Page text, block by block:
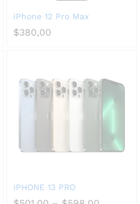
iPhone 12 Pro Max
$380,00
IPHONE 13 PRO